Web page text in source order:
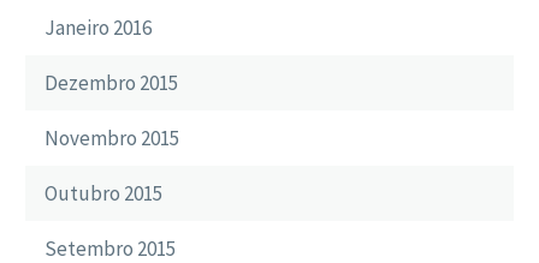
Janeiro 2016
Dezembro 2015
Novembro 2015
Outubro 2015
Setembro 2015